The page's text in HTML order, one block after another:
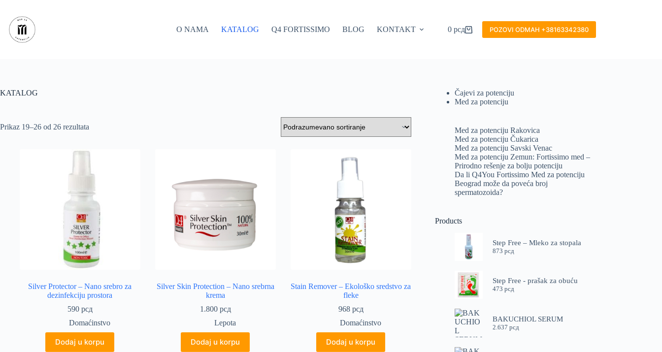
content
O NAMA
KATALOG Q4 FORTISSIMO BLOG KONTAKT
Shopping
0 рсд POZOVI ODMAH +38163342380
KATALOG
Prikaz 19–26 od 26 rezultata
Silver Protector – Nano srebro za
dezinfekciju prostora
590 рсд
Domaćinstvo
Dodaj u korpu
Silver Skin Protection – Nano srebrna
krema
1.800 рсд
Lepota
Dodaj u korpu
Stain Remover – Ekološko sredstvo za
fleke
968 рсд
Domaćinstvo
Dodaj u korpu
Čajevi za potenciju
Med za potenciju
Med za potenciju Rakovica
Med za potenciju Čukarica
Med za potenciju Savski Venac
Med za potenciju Zemun: Fortissimo med –
Prirodno rešenje za bolju potenciju
Da li Q4You Fortissimo Med za potenciju
Beograd može da poveća broj
spermatozoida?
Products
Step Free – Mleko za stopala
873рсд
Step Free - prašak za obuću
473рсд
BAKUCHIOL SERUM
2.637рсд